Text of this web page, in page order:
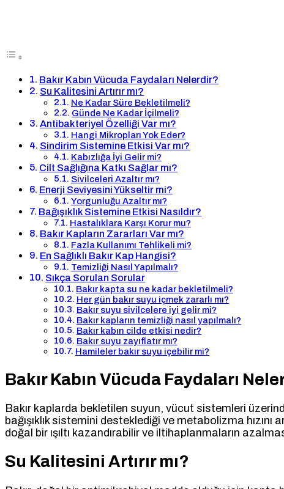
Bakır Kabın Vücuda Faydaları Nelerdir?
Su Kalitesini Artırır mı?
Ne Kadar Süre Bekletilmeli?
Günde Ne Kadar İçilmeli?
Antibakteriyel Özelliği Var mı?
Hangi Mikropları Yok Eder?
Sindirim Sistemine Etkisi Var mı?
Kabızlığa İyi Gelir mi?
Cilt Sağlığına Katkı Sağlar mı?
Sivilceleri Azaltır mı?
Enerji Seviyesini Yükseltir mi?
Yorgunluğu Azaltır mı?
Bağışıklık Sistemine Etkisi Nasıldır?
Hastalıklara Karşı Korur mu?
Bakır Kapların Zararları Var mı?
Fazla Kullanımı Tehlikeli mi?
En Sağlıklı Bakır Kap Hangisi?
Temizliği Nasıl Yapılmalı?
Sıkça Sorulan Sorular
Bakır kapta su ne kadar bekletilmeli?
Her gün bakır suyu içmek zararlı mı?
Bakır suyu sivilcelere iyi gelir mi?
Bakır kapların temizliği nasıl yapılmalı?
Bakır kabın cilde etkisi nedir?
Bakır suyu zayıflatır mı?
Hamileler bakır suyu içebilir mi?
Bakır Kabın Vücuda Faydaları
Bakır kaplarda bekletilen suyun, vücut sistemleri
bağışıklık sistemini desteklediği ve metabolizma hızını
doğal bir ışıltı kazandırabilir ve iltihaplanmaların
Su Kalitesini Artırır mı?